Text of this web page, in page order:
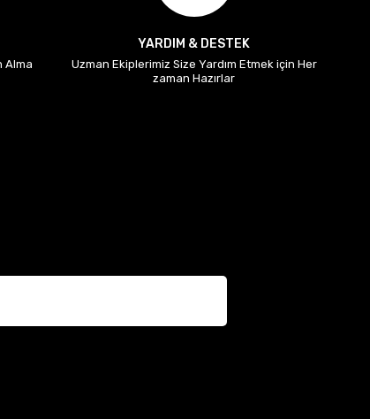
Alma
YARDIM & DESTEK
Uzman Ekiplerimiz Size Yardım Etmek için Her
zaman Hazırlar